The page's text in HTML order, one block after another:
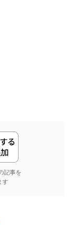
記事を
す